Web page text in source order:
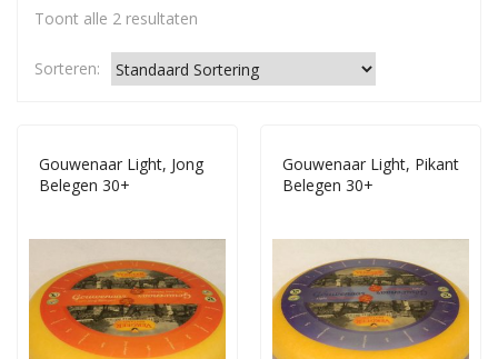
Toont alle 2 resultaten
Sorteren:
Gouwenaar Light, Jong
Belegen 30+
Gouwenaar Light, Pikant
Belegen 30+